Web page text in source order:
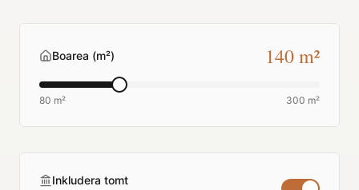
Boarea (m²) 140m²
80 m² 300 m²
Inkludera tomt